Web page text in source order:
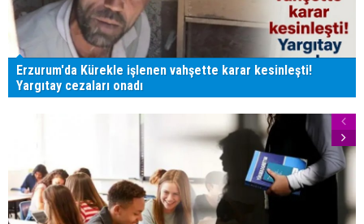
Erzurum'da Kürekle işlenen vahşette karar kesinleşti!
Yargıtay cezaları onadı